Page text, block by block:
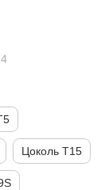
Цоколь Т15